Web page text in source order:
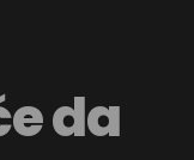
da